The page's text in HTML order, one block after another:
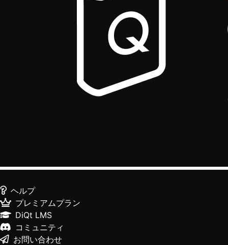
ヘルプ
プレミアムプラン
DiQt LMS
コミュニティ
お問い合わせ